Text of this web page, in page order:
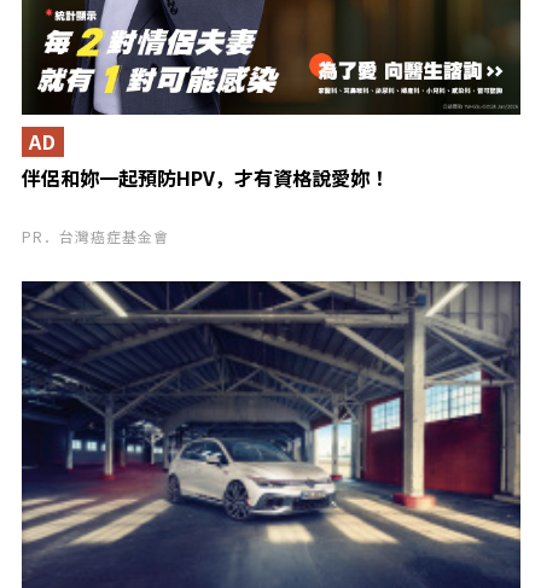
伴侶和妳一起預防HPV，才有資格說愛妳！
AD
PR．台灣癌症基金會